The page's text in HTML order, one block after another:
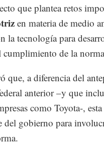
que plantea retos
en materia de medio
la tecnología para
cumplimiento de la
que, a diferencia del
anterior –y que
como Toyota-,
del gobierno para